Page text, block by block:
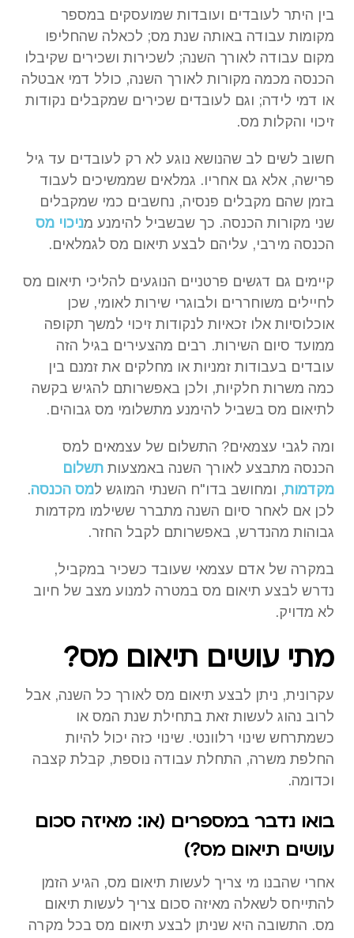
בין היתר לעובדים ועובדות שמועסקים במספר
מקומות עבודה באותה שנת מס; לכאלה שהחליפו
מקום עבודה לאורך השנה; לשכירות ושכירים שקיבלו
הכנסה מכמה מקורות לאורך השנה, כולל דמי אבטלה
או דמי לידה; וגם לעובדים שכירים שמקבלים נקודות
זיכוי והקלות מס.
חשוב לשים לב שהנושא נוגע לא רק לעובדים עד גיל
פרישה, אלא גם אחריו. גמלאים שממשיכים לעבוד
בזמן שהם מקבלים פנסיה, נחשבים כמי שמקבלים
שני מקורות הכנסה. כך שבשביל להימנע מניכוי מס
הכנסה מירבי, עליהם לבצע תיאום מס לגמלאים.
קיימים גם דגשים פרטניים הנוגעים להליכי תיאום מס
לחיילים משוחררים ולבוגרי שירות לאומי, שכן
אוכלוסיות אלו זכאיות לנקודות זיכוי למשך תקופה
ממועד סיום השירות. רבים מהצעירים בגיל הזה
עובדים בעבודות זמניות או מחלקים את זמנם בין
כמה משרות חלקיות, ולכן באפשרותם להגיש בקשה
לתיאום מס בשביל להימנע מתשלומי מס גבוהים.
ומה לגבי עצמאים? התשלום של עצמאים למס
הכנסה מתבצע לאורך השנה באמצעות תשלום
מקדמות, ומחושב בדו"ח השנתי המוגש למס הכנסה.
לכן אם לאחר סיום השנה מתברר ששילמו מקדמות
גבוהות מהנדרש, באפשרותם לקבל החזר.
במקרה של אדם עצמאי שעובד כשכיר במקביל,
נדרש לבצע תיאום מס במטרה למנוע מצב של חיוב
לא מדויק.
מתי עושים תיאום מס?
עקרונית, ניתן לבצע תיאום מס לאורך כל השנה, אבל
לרוב נהוג לעשות זאת בתחילת שנת המס או
כשמתרחש שינוי רלוונטי. שינוי כזה יכול להיות
החלפת משרה, התחלת עבודה נוספת, קבלת קצבה
וכדומה.
בואו נדבר במספרים (או: מאיזה סכום
עושים תיאום מס?)
אחרי שהבנו מי צריך לעשות תיאום מס, הגיע הזמן
להתייחס לשאלה מאיזה סכום צריך לעשות תיאום
מס. התשובה היא שניתן לבצע תיאום מס בכל מקרה